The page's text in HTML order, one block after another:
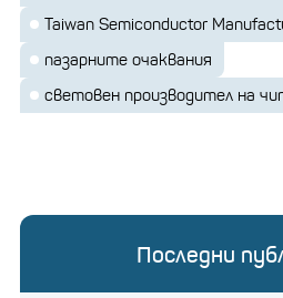
Taiwan Semiconductor
пазарните очаквания
световен производител на
Последни